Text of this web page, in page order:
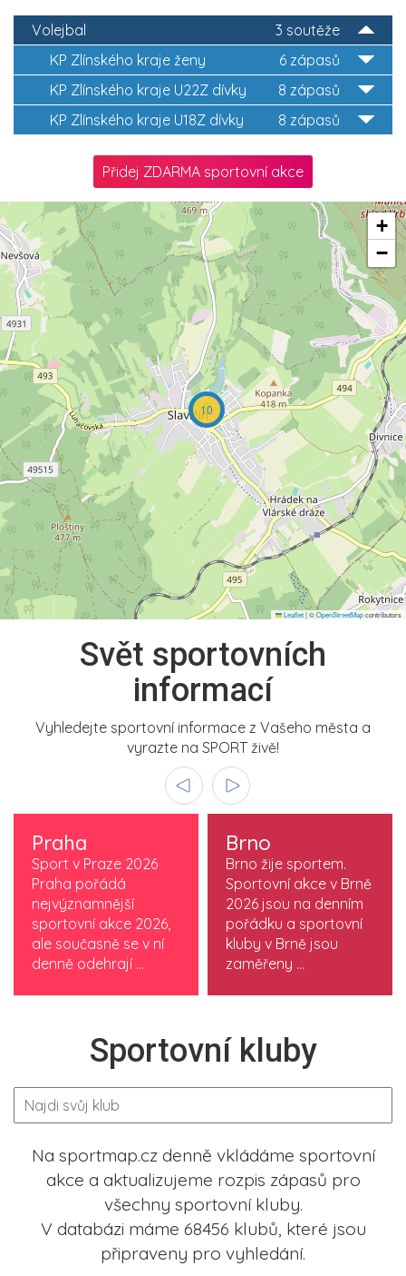
3 soutěže
Volejbal
6 zápasů
KP Zlínského kraje ženy
8 zápasů
KP Zlínského kraje U22Z dívky
8 zápasů
KP Zlínského kraje U18Z dívky
Přidej ZDARMA sportovní akce
10
+
−
Leaflet|©OpenStreetMapcontributors
Svět sportovních
informací
Vyhledejte sportovní informace z Vašeho města a
vyrazte na SPORT živě!
Praha
Sport v Praze 2026
Praha pořádá
nejvýznamnější
sportovní akce 2026,
ale současně se v ní
denně odehrají ...
Brno
Brno žije sportem.
Sportovní akce v Brně
2026 jsou na denním
pořádku a sportovní
kluby v Brně jsou
zaměřeny ...
Sportovní kluby
Na sportmap.cz denně vkládáme sportovní
akce a aktualizujeme rozpis zápasů pro
všechny sportovní kluby.
V databázi máme 68456 klubů, které jsou
připraveny pro vyhledání.